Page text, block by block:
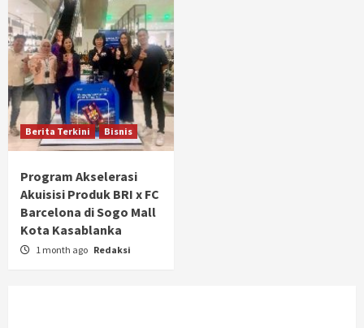
Berita Terkini Bisnis
Program Akselerasi
Akuisisi Produk BRI x FC
Barcelona di Sogo Mall
Kota Kasablanka
1 month ago Redaksi